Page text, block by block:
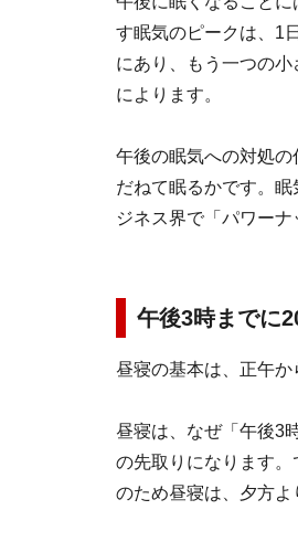
す眠気のピークは、1
にあり、もう一つの
によります。
午後の眠気への対処
だねて眠るかです。眠
ジネス界で「パワー
午後3時までに
昼寝の基本は、正午か
昼寝は、なぜ「午後3
の先取りになります
のため昼寝は、夕方よ